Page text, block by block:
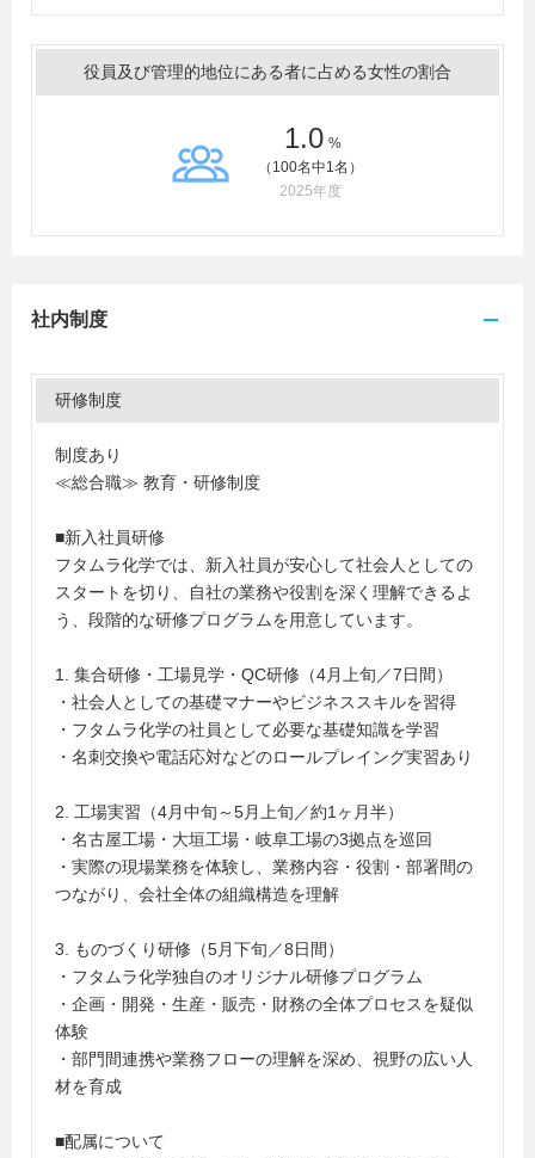
役員及び管理的地位にある者に占める女性の割合
1.0 %
（100名中1名）
2025年度
社内制度
研修制度
制度あり
≪総合職≫ 教育・研修制度
■新入社員研修
フタムラ化学では、新入社員が安心して社会人としての
スタートを切り、自社の業務や役割を深く理解できるよ
う、段階的な研修プログラムを用意しています。
1. 集合研修・工場見学・QC研修（4月上旬／7日間）
・社会人としての基礎マナーやビジネススキルを習得
・フタムラ化学の社員として必要な基礎知識を学習
・名刺交換や電話応対などのロールプレイング実習あり
2. 工場実習（4月中旬～5月上旬／約1ヶ月半）
・名古屋工場・大垣工場・岐阜工場の3拠点を巡回
・実際の現場業務を体験し、業務内容・役割・部署間の
つながり、会社全体の組織構造を理解
3. ものづくり研修（5月下旬／8日間）
・フタムラ化学独自のオリジナル研修プログラム
・企画・開発・生産・販売・財務の全体プロセスを疑似
体験
・部門間連携や業務フローの理解を深め、視野の広い人
材を育成
■配属について